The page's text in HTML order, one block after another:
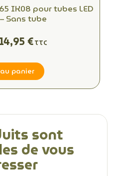
IK08 pour tubes LED
Sans tube
14,95 €TTC
panier
sont
de vous